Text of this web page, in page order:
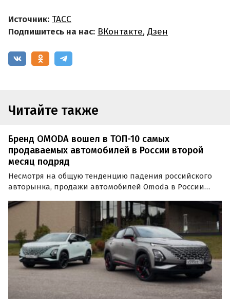
Источник: ТАСС
Подпишитесь на нас: ВКонтакте, Дзен
Читайте также
Бренд OMODA вошел в ТОП-10 самых
продаваемых автомобилей в России второй
месяц подряд
Несмотря на общую тенденцию падения российского
авторынка, продажи автомобилей Omoda в России
бренда, в первом квартале 2023 года дилеры передали
клиентам более 5,4 тыс. кроссоверов Omoda C5, а в
марте…